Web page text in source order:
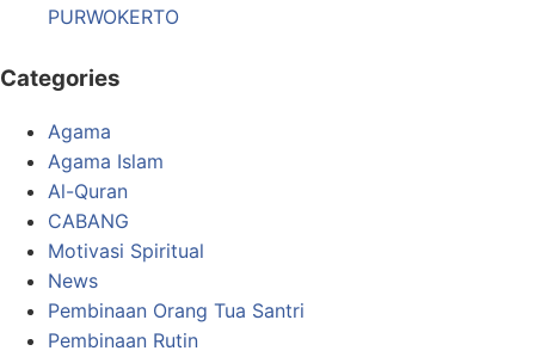
PURWOKERTO
Categories
Agama
Agama Islam
Al-Quran
CABANG
Motivasi Spiritual
News
Pembinaan Orang Tua Santri
Pembinaan Rutin